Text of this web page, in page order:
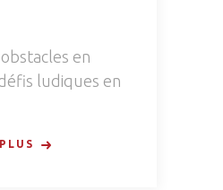
en
ludiques en